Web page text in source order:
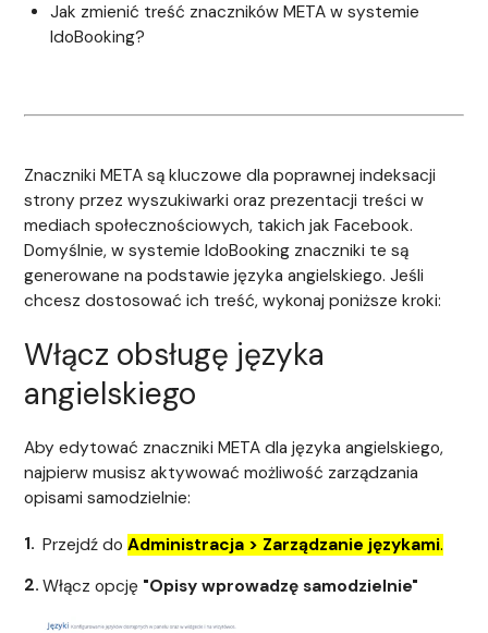
Jak zmienić treść znaczników META w systemie
IdoBooking?
Znaczniki META są kluczowe dla poprawnej indeksacji
strony przez wyszukiwarki oraz prezentacji treści w
mediach społecznościowych, takich jak Facebook.
Domyślnie, w systemie IdoBooking znaczniki te są
generowane na podstawie języka angielskiego. Jeśli
chcesz dostosować ich treść, wykonaj poniższe kroki:
Włącz obsługę języka
angielskiego
Aby edytować znaczniki META dla języka angielskiego,
najpierw musisz aktywować możliwość zarządzania
opisami samodzielnie:
Przejdź doAdministracja > Zarządzanie językami.
Włącz opcję "Opisy wprowadzę samodzielnie"